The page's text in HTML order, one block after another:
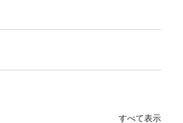
すべて表示